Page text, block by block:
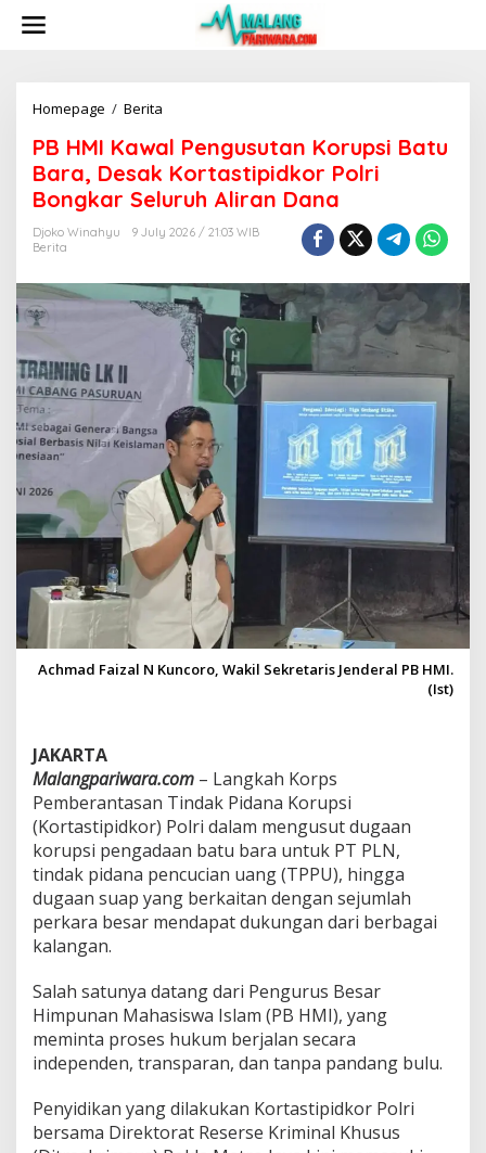
Homepage / Berita
H
M
K
a
w
l
P
e
u
t
a
n
K
o
r
p
a
t
a
,
D
e
s
a
K
o
a
t
i
p
d
k
o
PB HMI Kawal Pengusutan Korupsi Batu
Bara, Desak Kortastipidkor Polri
Bongkar Seluruh Aliran Dana
Djoko Winahyu
9 July 2026 / 21:03 WIB
Berita
Achmad Faizal N Kuncoro, Wakil Sekretaris Jenderal PB HMI.
(Ist)
JAKARTA
Malangpariwara.com – Langkah Korps
Pemberantasan Tindak Pidana Korupsi
(Kortastipidkor) Polri dalam mengusut dugaan
korupsi pengadaan batu bara untuk PT PLN,
tindak pidana pencucian uang (TPPU), hingga
dugaan suap yang berkaitan dengan sejumlah
perkara besar mendapat dukungan dari berbagai
kalangan.
Salah satunya datang dari Pengurus Besar
Himpunan Mahasiswa Islam (PB HMI), yang
meminta proses hukum berjalan secara
independen, transparan, dan tanpa pandang bulu.
Penyidikan yang dilakukan Kortastipidkor Polri
bersama Direktorat Reserse Kriminal Khusus